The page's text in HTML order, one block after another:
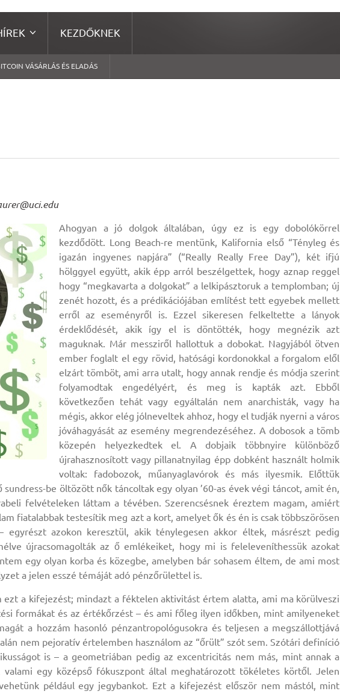
KEZDŐKNEK
VÁSÁRLÁS ÉS ELADÁS
Ahogyan a jó dolgok általában, úgy ez is egy dobolókörrel
kezdődött. Long Beach-re mentünk, Kalifornia első “Tényleg és
igazán ingyenes napjára” (“Really Really Free Day”), két ifjú
hölggyel együtt, akik épp arról beszélgettek, hogy aznap reggel
hogy “megkavarta a dolgokat” a lelkipásztoruk a templomban; új
zenét hozott, és a prédikációjában említést tett egyebek mellett
erről az eseményről is. Ezzel sikeresen felkeltette a lányok
érdeklődését, akik így el is döntötték, hogy megnézik azt
maguknak. Már messziről hallottuk a dobokat. Nagyjából ötven
ember foglalt el egy rövid, hatósági kordonokkal a forgalom elől
elzárt tömböt, ami arra utalt, hogy annak rendje és módja szerint
folyamodtak engedélyért, és meg is kapták azt. Ebből
következően tehát vagy egyáltalán nem anarchisták, vagy ha
mégis, akkor elég jólneveltek ahhoz, hogy el tudják nyerni a város
jóváhagyását az esemény megrendezéséhez. A dobosok a tömb
közepén helyezkedtek el. A dobjaik többnyire különböző
újrahasznosított vagy pillanatnyilag épp dobként használt holmik
voltak: fadobozok, műanyaglavórok és más ilyesmik. Előttük
be öltözött nők táncoltak egy olyan ’60-as évek végi táncot, amit én,
felvételeken láttam a tévében. Szerencsésnek éreztem magam, amiért
fiatalabbak testesítik meg azt a kort, amelyet ők és én is csak többszörösen
azokon keresztül, akik ténylegesen akkor éltek, másrészt pedig
újracsomagolták az ő emlékeiket, hogy mi is feleleveníthessük azokat
egy olyan korba és közegbe, amelyben bár sohasem éltem, de ami most
a jelen esszé témáját adó pénzőrülettel is.
ezt a kifejezést; mindazt a féktelen aktivitást értem alatta, ami ma körülveszi
formákat és az értékőrzést – és ami főleg ilyen időkben, mint amilyeneket
a hozzám hasonló pénzantropológusokra és teljesen a megszállottjává
nem pejoratív értelemben használom az “őrült” szót sem. Szótári definíció
is – a geometriában pedig az excentricitás nem más, mint annak a
egy középső fókuszpont által meghatározott tökéletes körtől. Jelen
például egy jegybankot. Ezt a kifejezést először nem mástól, mint